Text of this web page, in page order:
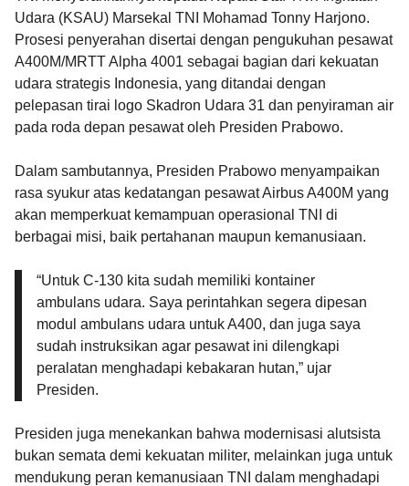
Udara (KSAU) Marsekal TNI Mohamad Tonny Harjono.
Prosesi penyerahan disertai dengan pengukuhan pesawat
A400M/MRTT Alpha 4001 sebagai bagian dari kekuatan
udara strategis Indonesia, yang ditandai dengan
pelepasan tirai logo Skadron Udara 31 dan penyiraman air
pada roda depan pesawat oleh Presiden Prabowo.
Dalam sambutannya, Presiden Prabowo menyampaikan
rasa syukur atas kedatangan pesawat Airbus A400M yang
akan memperkuat kemampuan operasional TNI di
berbagai misi, baik pertahanan maupun kemanusiaan.
“Untuk C-130 kita sudah memiliki kontainer
ambulans udara. Saya perintahkan segera dipesan
modul ambulans udara untuk A400, dan juga saya
sudah instruksikan agar pesawat ini dilengkapi
peralatan menghadapi kebakaran hutan,” ujar
Presiden.
Presiden juga menekankan bahwa modernisasi alutsista
bukan semata demi kekuatan militer, melainkan juga untuk
mendukung peran kemanusiaan TNI dalam menghadapi